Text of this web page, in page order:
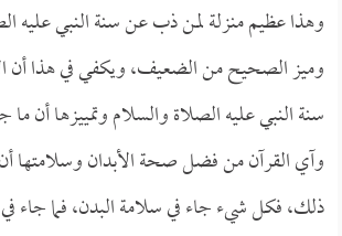
وهذا عظيم منزلة لمن ذب عن سنة النبي عليه
وميز الصحيح من الضعيف، ويكفي في هذا أن
سنة النبي عليه الصلاة والسلام وتمييزها أن
وآي القرآن من فضل صحة الأبدان وسلامتها أن
ذلك، فكل شيء جاء في سلامة البدن، فما جاء